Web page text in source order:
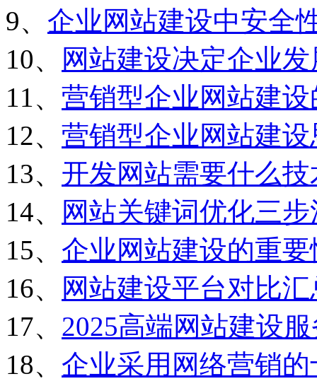
9、 企业网站建设中安全
10、
网站建设决定企业
11、 营销型企业网站建
12、 营销型企业网站建设
13、 开发网站需要什么技
14、
网站关键词优化三步
15、 企业网站建设的重要
16、
网站建设平台对比汇
17、 2025高端网站建设
18、 企业采用网络营销